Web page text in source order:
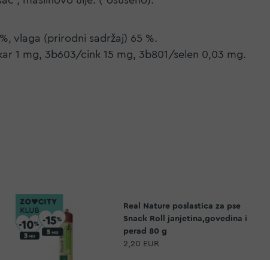
vlaga (prirodni sadržaj) 65 %.
1 mg, 3b603/cink 15 mg, 3b801/selen 0,03 mg.
Real Nature poslastica za pse
Snack Roll janjetina,govedina i
perad 80 g
2,20 EUR